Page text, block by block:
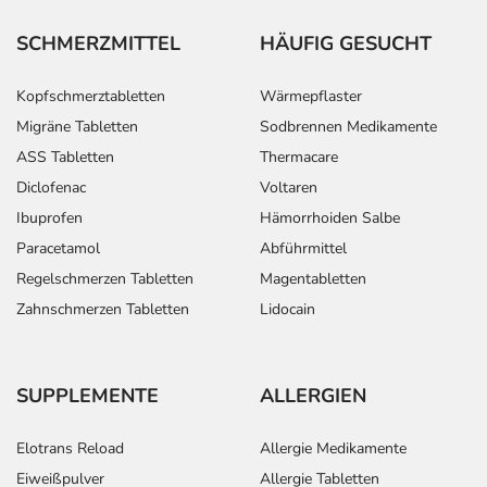
gewissenhafte Dosierung. Im Zweifelsfalle fragen Sie
oder Vorsichtsmaßnahmen.
Eine vom Arzt verordnete Dosierung kann von den
Angaben der Packungsbeilage abweichen. Da der Arzt sie
nach seinen Anweisungen anwenden.
Aufbewahrung
Aufbewahrung
- vor Hitze geschützt
aufbewahrt werden.
Wichtige Hinweise
SCHMERZMITTEL
Kopfschmerztabletten
Migräne Tabletten
ASS Tabletten
Diclofenac
Ibuprofen
Paracetamol
Regelschmerzen Tabletten
Zahnschmerzen Tabletten
HÄUFIG GESUCHT
Wärmepflaster
Sodbrennen Medikamente
Thermacare
Voltaren
Hämorrhoiden Salbe
Abführmittel
Magentabletten
Lidocain
SUPPLEMENTE
Elotrans Reload
Eiweißpulver
ALLERGIEN
Allergie Medikamente
Allergie Tabletten